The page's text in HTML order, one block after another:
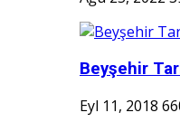
Beyşehir
Eyl 11, 2018